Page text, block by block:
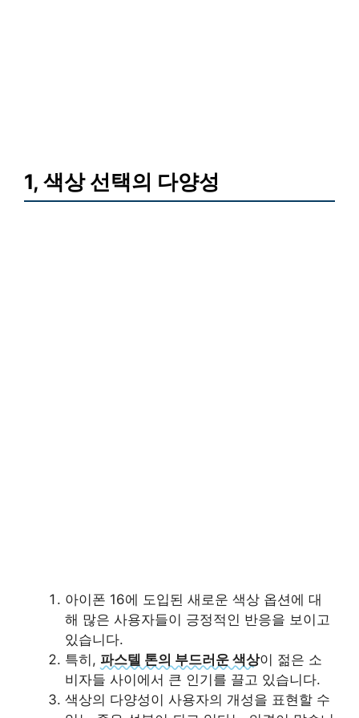
1, 색상 선택의 다양성
아이폰 16에 도입된 새로운 색상 옵션에 대
해 많은 사용자들이 긍정적인 반응을 보이고
있습니다.
특히, 파스텔 톤의 부드러운 색상이 젊은 소
비자들 사이에서 큰 인기를 끌고 있습니다.
색상의 다양성이 사용자의 개성을 표현할 수